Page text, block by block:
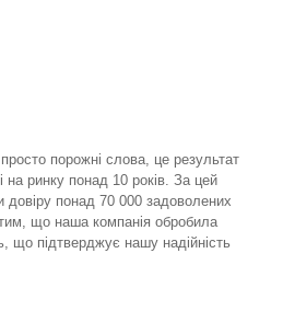
порожні слова, це результат
на ринку понад 10 років. За цей
понад 70 000 задоволених
що наша компанія обробила
що підтверджує нашу надійність